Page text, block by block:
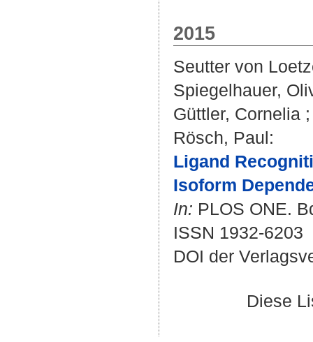
2015
Seutter von
Spiegelhauer,
Güttler, Cornelia
Rösch, Paul:
Ligand
Isoform
In: PLOS ONE.
ISSN 1932-6203
DOI der
Diese